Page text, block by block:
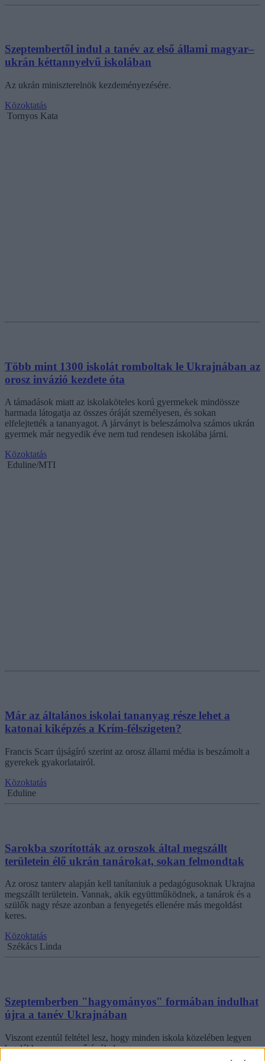
Szeptembertől indul a tanév az első állami magyar–
ukrán kéttannyelvű iskolában
Az ukrán miniszterelnök kezdeményezésére.
Közoktatás
Tornyos Kata
Több mint 1300 iskolát romboltak le Ukrajnában az
orosz invázió kezdete óta
A támadások miatt az iskolaköteles korú gyermekek mindössze
harmada látogatja az összes óráját személyesen, és sokan
elfelejtették a tananyagot. A járványt is beleszámolva számos ukrán
gyermek már negyedik éve nem tud rendesen iskolába járni.
Közoktatás
Eduline/MTI
Már az általános iskolai tananyag része lehet a
katonai kiképzés a Krím-félszigeten?
Francis Scarr újságíró szerint az orosz állami média is beszámolt a
gyerekek gyakorlatairól.
Közoktatás
Eduline
Sarokba szorították az oroszok által megszállt
területein élő ukrán tanárokat, sokan felmondtak
Az orosz tanterv alapján kell tanítaniuk a pedagógusoknak Ukrajna
megszállt területein. Vannak, akik együttműködnek, a tanárok és a
szülők nagy része azonban a fenyegetés ellenére más megoldást
keres.
Közoktatás
Székács Linda
Szeptemberben "hagyományos" formában indulhat
újra a tanév Ukrajnában
Viszont ezentúl feltétel lesz, hogy minden iskola közelében legyen
legalább egy egyszerű óvóhely.